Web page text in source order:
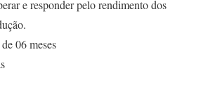
e responder pelo rendimento dos
06 meses